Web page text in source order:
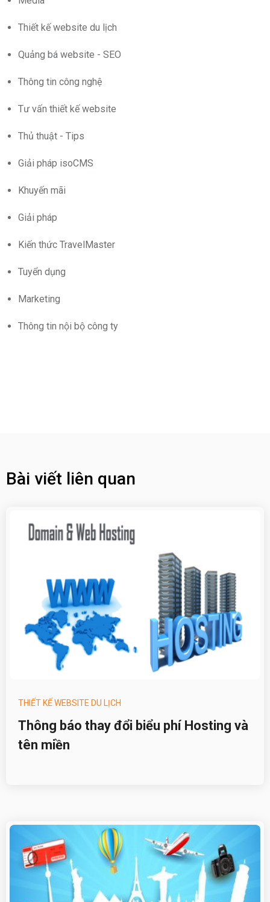
Thiết kế website du lịch
Quảng bá website - SEO
Thông tin công nghệ
Tư vấn thiết kế website
Thủ thuật - Tips
Giải pháp isoCMS
Khuyến mãi
Giải pháp
Kiến thức TravelMaster
Tuyển dụng
Marketing
Thông tin nội bộ công ty
Bài viết liên quan
THIẾT KẾ WEBSITE DU LỊCH
Thông báo thay đổi biểu phí Hosting và
tên miền